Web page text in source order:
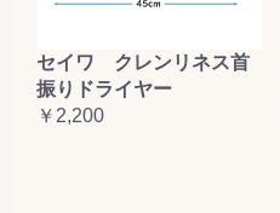
セイワ クレンリネス首
振りドライヤー
￥2,200